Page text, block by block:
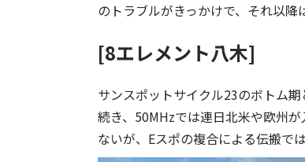
のトラブルがきっかけで、それ以降
[8エレメント八木]
サンスポットサイクル23のボトム
続き、50MHzでは連日北米や欧州
ないが、Eスポの複合による伝搬で